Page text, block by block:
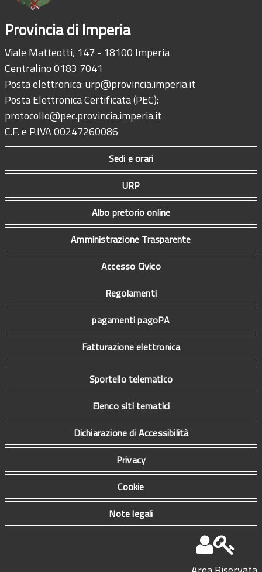
Provincia di Imperia
Viale Matteotti, 147 - 18100 Imperia
Centralino 0183 7041
Posta elettronica:urp@provincia.imperia.it
Posta Elettronica Certificata (PEC):
protocollo@pec.provincia.imperia.it
C.F. e P.IVA 00247260086
Sedi e orari
URP
Albo pretorio online
Amministrazione Trasparente
Accesso Civico
Regolamenti
pagamenti pagoPA
Fatturazione elettronica
Sportello telematico
Elenco siti tematici
Dichiarazione di Accessibilità
Privacy
Cookie
Note legali